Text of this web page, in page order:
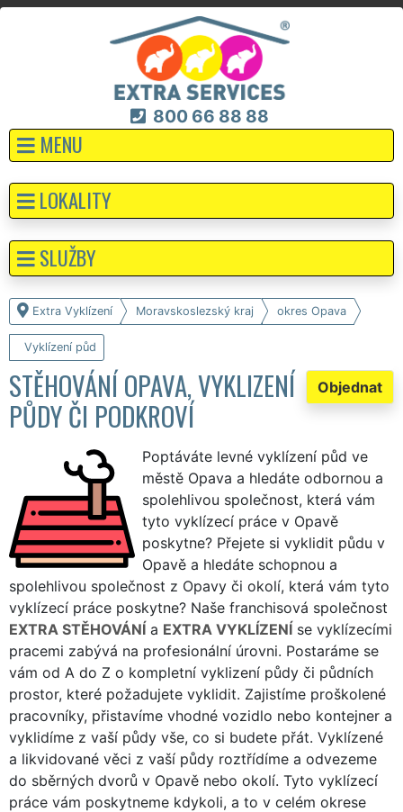
800 66 88 88
MENU
Extra Vyklízení Moravskoslezský kraj okres Opava
Vyklízení půd
Objednat
STĚHOVÁNÍ OPAVA, VYKLIZENÍ
PŮDY ČI PODKROVÍ
Poptáváte levné vyklízení půd ve
městě Opava a hledáte odbornou a
spolehlivou společnost, která vám
tyto vyklízecí práce v Opavě
poskytne? Přejete si vyklidit půdu v
Opavě a hledáte schopnou a
spolehlivou společnost z Opavy či okolí, která vám tyto
vyklízecí práce poskytne? Naše franchisová společnost
EXTRA STĚHOVÁNÍ a EXTRA VYKLÍZENÍ se vyklízecími
pracemi zabývá na profesionální úrovni. Postaráme se
vám od A do Z o kompletní vyklizení půdy či půdních
prostor, které požadujete vyklidit. Zajistíme proškolené
pracovníky, přistavíme vhodné vozidlo nebo kontejner a
vyklidíme z vaší půdy vše, co si budete přát. Vyklízené
a likvidované věci z vaší půdy roztřídíme a odvezeme
do sběrných dvorů v Opavě nebo okolí. Tyto vyklízecí
práce vám poskytneme kdykoli, a to v celém okrese
LOKALITY
SLUŽBY